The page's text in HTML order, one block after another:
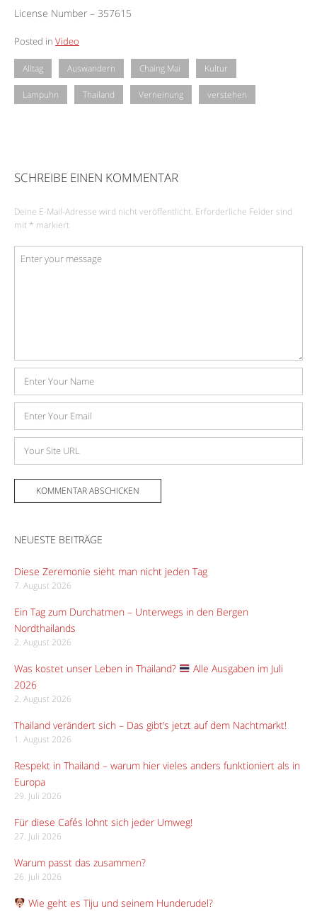
License Number – 357615
Posted in Video
Alltag Auswandern Chaing Mai Kultur
Lampuhn Thailand Verneinung verstehen
SCHREIBE EINEN KOMMENTAR
Deine E-Mail-Adresse wird nicht veröffentlicht. Erforderliche Felder sind
mit * markiert
Kommentar
Name
Mail-
Adresse
Website
NEUESTE BEITRÄGE
Diese Zeremonie sieht man nicht jeden Tag
7. August 2026
Ein Tag zum Durchatmen – Unterwegs in den Bergen
Nordthailands
2. August 2026
Was kostet unser Leben in Thailand?
Alle Ausgaben im Juli
2026
2. August 2026
Thailand verändert sich – Das gibt’s jetzt auf dem Nachtmarkt!
1. August 2026
Respekt in Thailand – warum hier vieles anders funktioniert als in
Europa
29. Juli 2026
Für diese Cafés lohnt sich jeder Umweg!
27. Juli 2026
Warum passt das zusammen?
26. Juli 2026
Wie geht es Tiju und seinem Hunderudel?